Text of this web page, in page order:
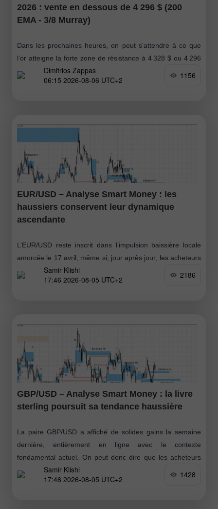
2026 : vente en dessous de 4 296 $ (200
EMA - 3/8 Murray)
Dans les prochaines heures, on peut s’attendre à ce que
l’or atteigne la forte zone de résistance à 4 328 $ ou 4 296
$. Ces niveaux pourraient offrir
Dimitrios Zappas
06:15 2026-08-06 UTC+2
1156
EUR/USD – Analyse Smart Money : les
haussiers conservent leur dynamique
ascendante
L’EUR/USD reste inscrit dans l’impulsion baissière locale
amorcée le 17 avril, même si, jour après jour, les acheteurs
se rapprochent de la possibilité d’installer leur propre
tendance. Pour y parvenir
Samir Klishi
17:46 2026-08-05 UTC+2
2186
GBP/USD – Analyse Smart Money : la livre
sterling poursuit sa tendance haussière
La paire GBP/USD a affiché de solides gains la semaine
dernière, entièrement en ligne avec le contexte
fondamental actuel. On peut donc dire que les acheteurs
ont lancé une nouvelle
Samir Klishi
17:46 2026-08-05 UTC+2
1428